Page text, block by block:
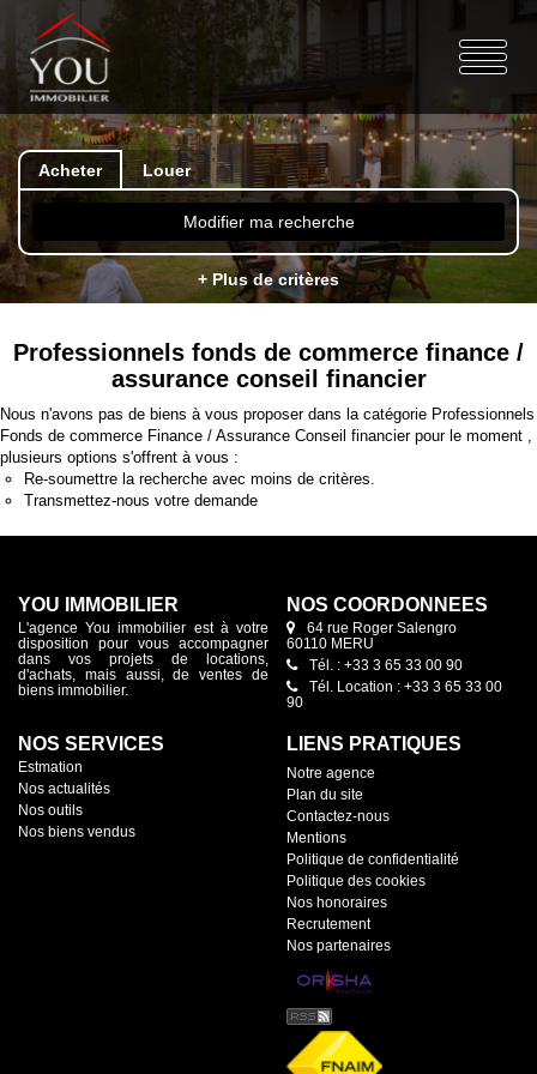
Acheter Louer
Modifier ma recherche
+ Plus de critères
Professionnels fonds de commerce finance /
assurance conseil financier
Nous n'avons pas de biens à vous proposer dans la catégorie Professionnels
Fonds de commerce Finance / Assurance Conseil financier pour le moment ,
plusieurs options s'offrent à vous :
Re-soumettre la recherche avec moins de critères.
Transmettez-nous votre demande
YOU IMMOBILIER
L'agence You immobilier est à votre
disposition pour vous accompagner
dans vos projets de locations,
d'achats, mais aussi, de ventes de
biens immobilier.
NOS COORDONNÉES
64 rue Roger Salengro
60110 MERU
Tél. : +33 3 65 33 00 90
Tél. Location : +33 3 65 33 00
90
NOS SERVICES
Estmation
Nos actualités
Nos outils
Nos biens vendus
LIENS PRATIQUES
Notre agence
Plan du site
Contactez-nous
Mentions
Politique de confidentialité
Politique des cookies
Nos honoraires
Recrutement
Nos partenaires